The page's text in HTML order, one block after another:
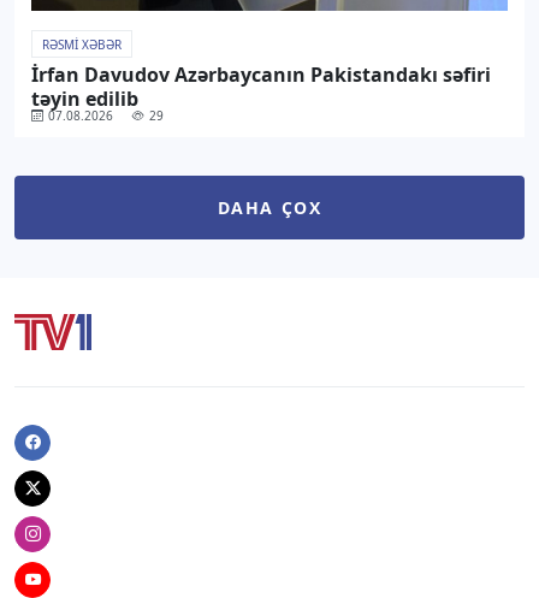
RƏSMI XƏBƏR
İrfan Davudov Azərbaycanın Pakistandakı səfiri
təyin edilib
07.08.2026 29
DAHA ÇOX
Facebook
Twitter
Instagram
Youtube